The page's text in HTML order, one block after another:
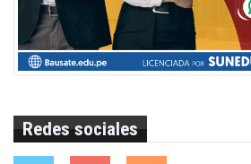
Redes sociales